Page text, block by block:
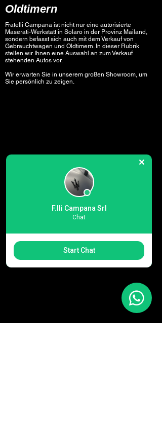
Oldtimern
Fratelli Campana ist nicht nur eine autorisierte
Maserati-Werkstatt in Solaro in der Provinz Mailand,
sondern befasst sich auch mit dem Verkauf von
Gebrauchtwagen und Oldtimern. In dieser Rubrik
stellen wir Ihnen eine Auswahl an zum Verkauf
stehenden Autos vor.
Wir erwarten Sie in unserem großen Showroom, um
Sie persönlich zu zeigen.
F.lli Campana Srl
Chat
Start Chat